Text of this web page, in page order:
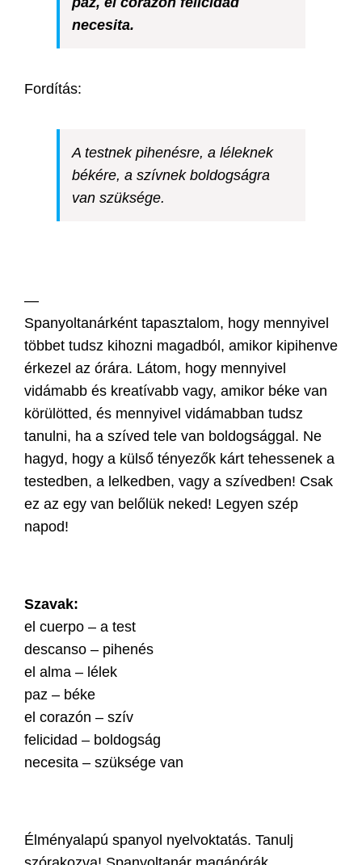
necesita.
Fordítás:
A testnek pihenésre, a léleknek
békére, a szívnek boldogságra
van szüksége.
—
Spanyoltanárként tapasztalom, hogy mennyivel
többet tudsz kihozni magadból, amikor kipihenve
érkezel az órára. Látom, hogy mennyivel
vidámabb és kreatívabb vagy, amikor béke van
körülötted, és mennyivel vidámabban tudsz
tanulni, ha a szíved tele van boldogsággal. Ne
hagyd, hogy a külső tényezők kárt tehessenek a
testedben, a lelkedben, vagy a szívedben! Csak
ez az egy van belőlük neked! Legyen szép
napod!
Szavak:
el cuerpo – a test
descanso – pihenés
el alma – lélek
paz – béke
el corazón – szív
felicidad – boldogság
necesita – szüksége van
Élményalapú spanyol nyelvoktatás. Tanulj